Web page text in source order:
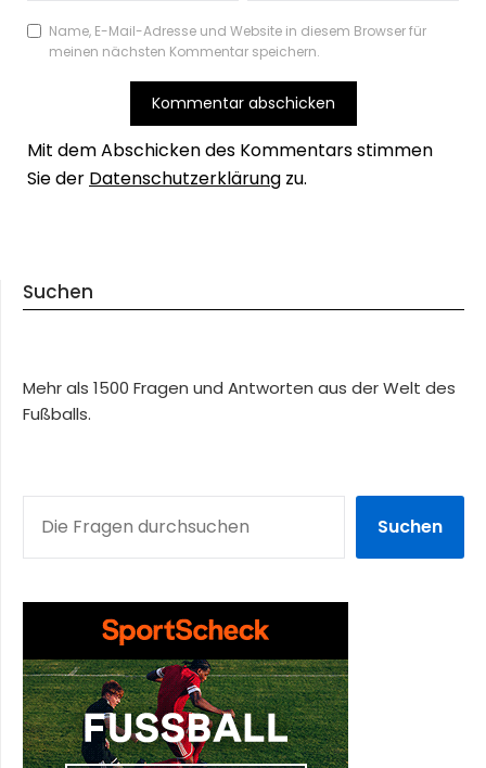
Name, E-Mail-Adresse und Website in diesem Browser für
meinen nächsten Kommentar speichern.
Mit dem Abschicken des Kommentars stimmen
Sie der Datenschutzerklärung zu.
Suchen
Mehr als 1500 Fragen und Antworten aus der Welt des
Fußballs.
Suchen